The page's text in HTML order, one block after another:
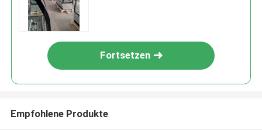
Fortsetzen
Empfohlene Produkte